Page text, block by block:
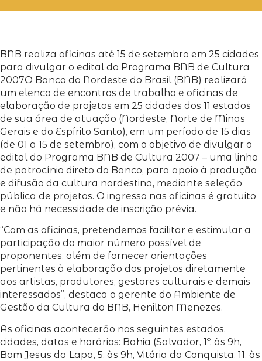
BNB realiza oficinas até 15 de setembro em 25 cidades
para divulgar o edital do Programa BNB de Cultura
2007O Banco do Nordeste do Brasil (BNB) realizará
um elenco de encontros de trabalho e oficinas de
elaboração de projetos em 25 cidades dos 11 estados
de sua área de atuação (Nordeste, Norte de Minas
Gerais e do Espírito Santo), em um período de 15 dias
(de 01 a 15 de setembro), com o objetivo de divulgar o
edital do Programa BNB de Cultura 2007 – uma linha
de patrocínio direto do Banco, para apoio à produção
e difusão da cultura nordestina, mediante seleção
pública de projetos. O ingresso nas oficinas é gratuito
e não há necessidade de inscrição prévia.
“Com as oficinas, pretendemos facilitar e estimular a
participação do maior número possível de
proponentes, além de fornecer orientações
pertinentes à elaboração dos projetos diretamente
aos artistas, produtores, gestores culturais e demais
interessados”, destaca o gerente do Ambiente de
Gestão da Cultura do BNB, Henilton Menezes.
As oficinas acontecerão nos seguintes estados,
cidades, datas e horários: Bahia (Salvador, 1º, às 9h,
Bom Jesus da Lapa, 5, às 9h, Vitória da Conquista, 11, às